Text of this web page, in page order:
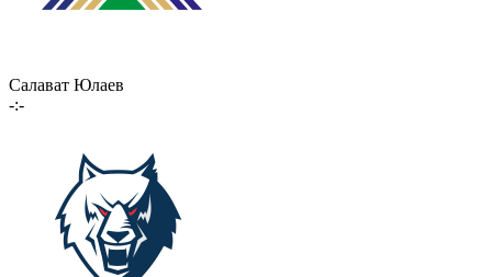
Салават Юлаев
-:-